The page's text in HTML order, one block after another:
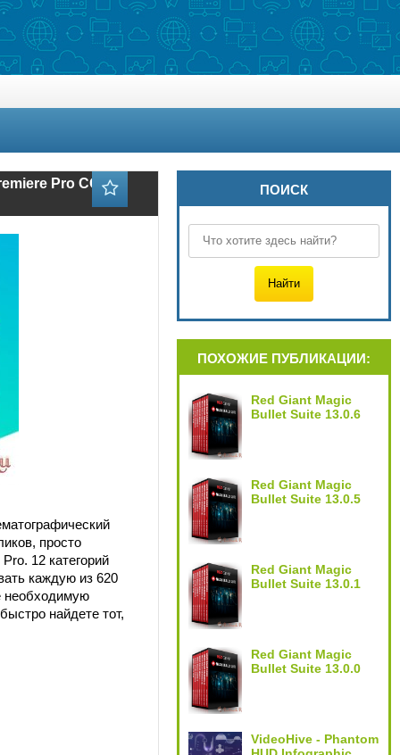
Pro CC)
просто
12 категорий
каждую из 620
необходимую
найдете тот,
ПОИСК
ПОХОЖИЕ ПУБЛИКАЦИИ:
Red Giant Magic
Bullet Suite 13.0.6
Red Giant Magic
Bullet Suite 13.0.5
Red Giant Magic
Bullet Suite 13.0.1
Red Giant Magic
Bullet Suite 13.0.0
VideoHive - Phantom